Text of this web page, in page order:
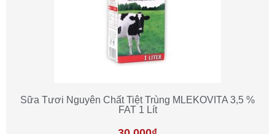
Sữa Tươi Nguyên Chất Tiệt Trùng MLEKOVITA 3,5 %
FAT 1 Lít